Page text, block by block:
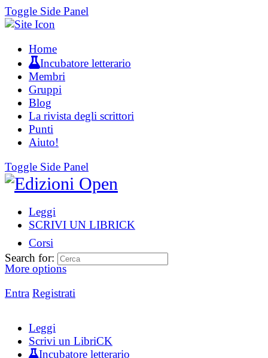
Toggle Side Panel
Home
Incubatore letterario
Membri
Gruppi
Blog
La rivista degli scrittori
Punti
Aiuto!
Toggle Side Panel
Leggi
SCRIVI UN LIBRICK
Corsi
More options
Entra Registrati
Search for:
Leggi
Scrivi un LibriCK
Incubatore letterario